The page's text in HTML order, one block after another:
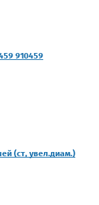
910459
(ст, увел.диам.)